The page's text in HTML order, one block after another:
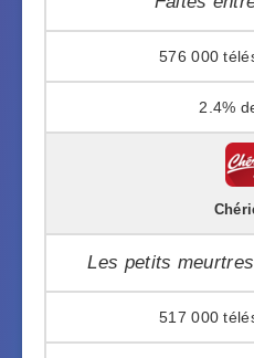
576 000
2.4%
Les petits
517 000